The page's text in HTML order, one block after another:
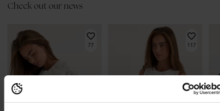
Check out our news
77 117